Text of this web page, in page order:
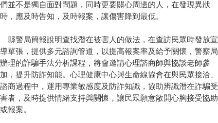
們並不是獨自面對問題，同時更要關心周邊的人，在發現異狀
時，應及時告知，及時報案，讓傷害降到最低。
縣警局簡報說明查找潛在被害人的做法，在查訪民眾時發放宣
導單張，提供多元諮詢管道，以提高報案率及給予關懷，警察局
辦理的詐騙手法分析課程，將會邀請心理諮商師與協談老師參
加，提升防詐知能。心理健康中心與生命線協會在與民眾接洽、
諮商過程中，運用專業敏感度及防詐知識，協助辨識潛在詐騙受
害者，及時提供情緒支持與關懷，讓民眾願意敞開心胸接受協助
或報案。